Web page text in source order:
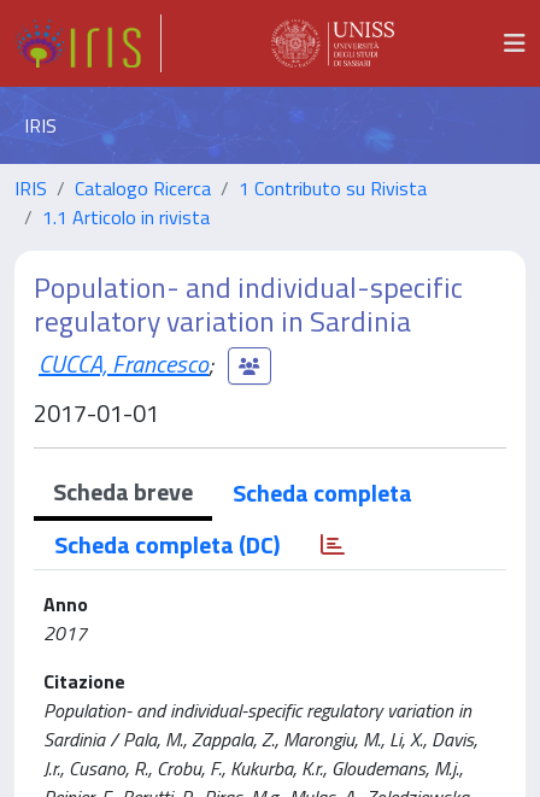
IRIS
IRIS Catalogo Ricerca
1 Contributo su Rivista
1.1 Articolo in rivista
Population- and individual-specific
regulatory variation in Sardinia
CUCCA, Francesco;
2017-01-01
Scheda breve
Scheda completa
Scheda completa (DC)
Anno
2017
Citazione
Population- and individual-specific regulatory variation in
Sardinia / Pala, M., Zappala, Z., Marongiu, M., Li, X., Davis,
J.r., Cusano, R., Crobu, F., Kukurba, K.r., Gloudemans, M.j.,